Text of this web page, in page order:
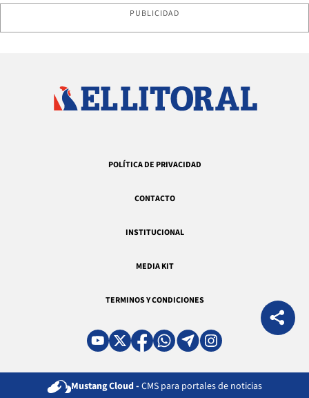
PUBLICIDAD
POLÍTICA DE PRIVACIDAD
CONTACTO
INSTITUCIONAL
MEDIA KIT
TERMINOS Y CONDICIONES
Mustang Cloud - CMS para portales de noticias